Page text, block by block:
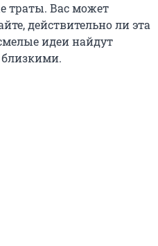
траты. Вас может
действительно ли эта
идеи найдут